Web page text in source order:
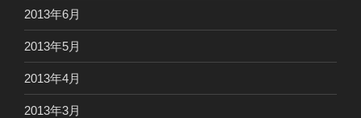
2013年6月
2013年5月
2013年4月
2013年3月